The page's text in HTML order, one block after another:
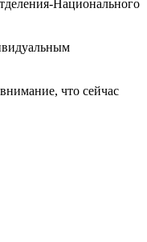
Национального
что сейчас